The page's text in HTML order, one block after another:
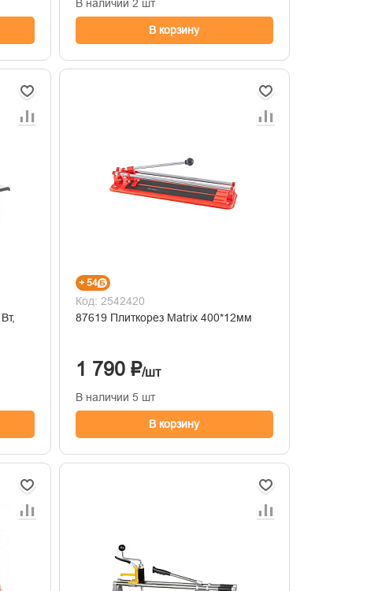
В наличии 2 шт
В корзину
+ 54
Код: 2542420
87619 Плиткорез Matrix 400*12мм
1 790 ₽/шт
В наличии 5 шт
В корзину